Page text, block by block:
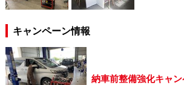
キャンペーン情報
納車前整備強化キャン